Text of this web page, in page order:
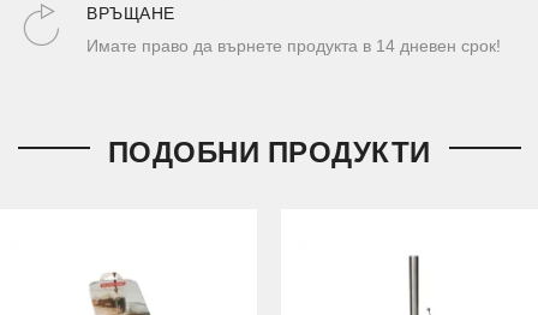
ВРЪЩАНЕ
Имате право да върнете продукта в 14 дневен срок!
ПОДОБНИ ПРОДУКТИ